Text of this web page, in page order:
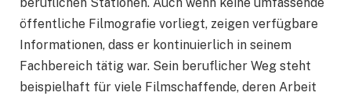
öffentliche Filmografie vorliegt, zeigen verfügbare
Informationen, dass er kontinuierlich in seinem
Fachbereich tätig war. Sein beruflicher Weg steht
beispielhaft für viele Filmschaffende, deren Arbeit